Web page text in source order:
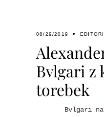
08/29/2019
Bvlgari z
torebek
Bvlgari